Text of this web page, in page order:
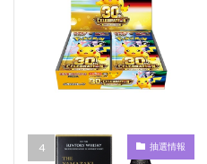
抽選情報